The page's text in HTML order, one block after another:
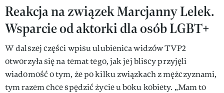
Reakcja na związek Marcjanny Lelek.
Wsparcie od aktorki dla osób LGBT+
W dalszej części wpisu ulubienica widzów TVP2
otworzyła się na temat tego, jak jej bliscy przyjęli
wiadomość o tym, że po kilku związkach z mężczyznami,
tym razem chce spędzić życie u boku kobiety. „Mam to